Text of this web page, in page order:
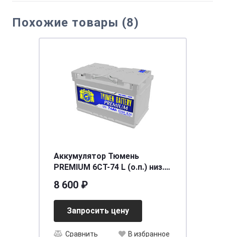
Похожие товары (8)
Аккумулятор Тюмень
PREMIUM 6CT-74 L (о.п.) низ.
LB3
8 600 ₽
Запросить цену
Сравнить В избранное